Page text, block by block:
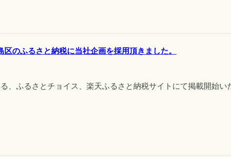
のふるさと納税に当社企画を採用頂きました。
、ふるさとチョイス、楽天ふるさと納税サイトにて掲載開始い